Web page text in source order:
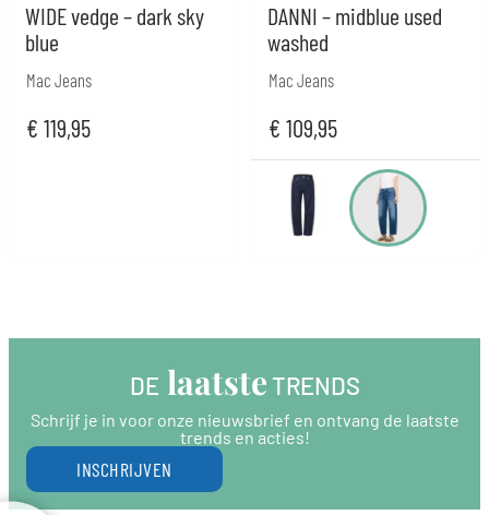
WIDE vedge – dark sky
blue
Mac Jeans
€ 119,95
DANNI – midblue used
washed
Mac Jeans
€ 109,95
DE laatste TRENDS
Schrijf je in voor onze nieuwsbrief en ontvang de laatste
trends en acties!
INSCHRIJVEN